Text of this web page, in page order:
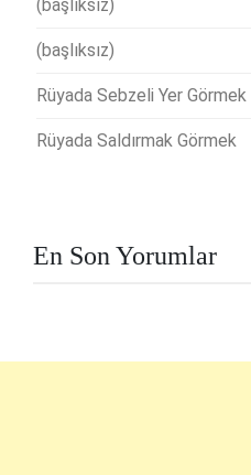
(başlıksız)
(başlıksız)
Rüyada Sebzeli Yer Görmek
Rüyada Saldırmak Görmek
En Son Yorumlar